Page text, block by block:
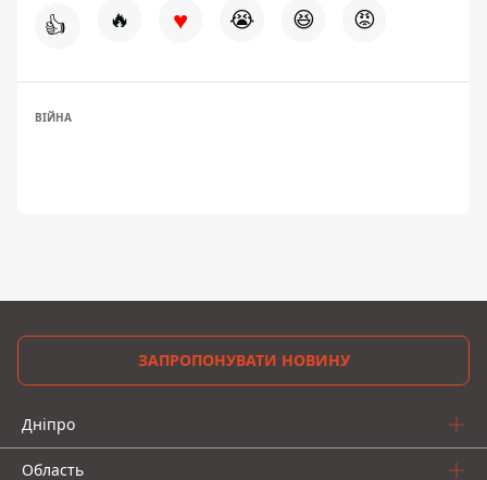
👍 🔥 ♥ 😭 😆 😡
ВІЙНА
ЗАПРОПОНУВАТИ НОВИНУ
Дніпро
Область